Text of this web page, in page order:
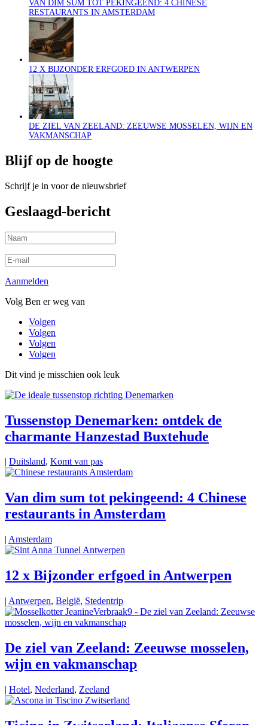
VAN DIM SUM TOT PEKINGEEND: 4 CHINESE
RESTAURANTS IN AMSTERDAM
12 X BIJZONDER ERFGOED IN ANTWERPEN
DE ZIEL VAN ZEELAND: ZEEUWSE MOSSELEN, WIJN EN
VAKMANSCHAP
Blijf op de hoogte
Schrijf je in voor de nieuwsbrief
Geslaagd-bericht
Aanmelden
Volg Ben er weg van
Volgen
Volgen
Volgen
Volgen
Dit vind je misschien ook leuk
Tussenstop Denemarken: ontdek de
charmante Hanzestad Buxtehude
Duitsland, Komt van pas
Van dim sum tot pekingeend: 4 Chinese
restaurants in Amsterdam
| Amsterdam
12 x Bijzonder erfgoed in Antwerpen
| Antwerpen, België, Stedentrip
De ziel van Zeeland: Zeeuwse mosselen,
wijn en vakmanschap
| Hotel, Nederland, Zeeland